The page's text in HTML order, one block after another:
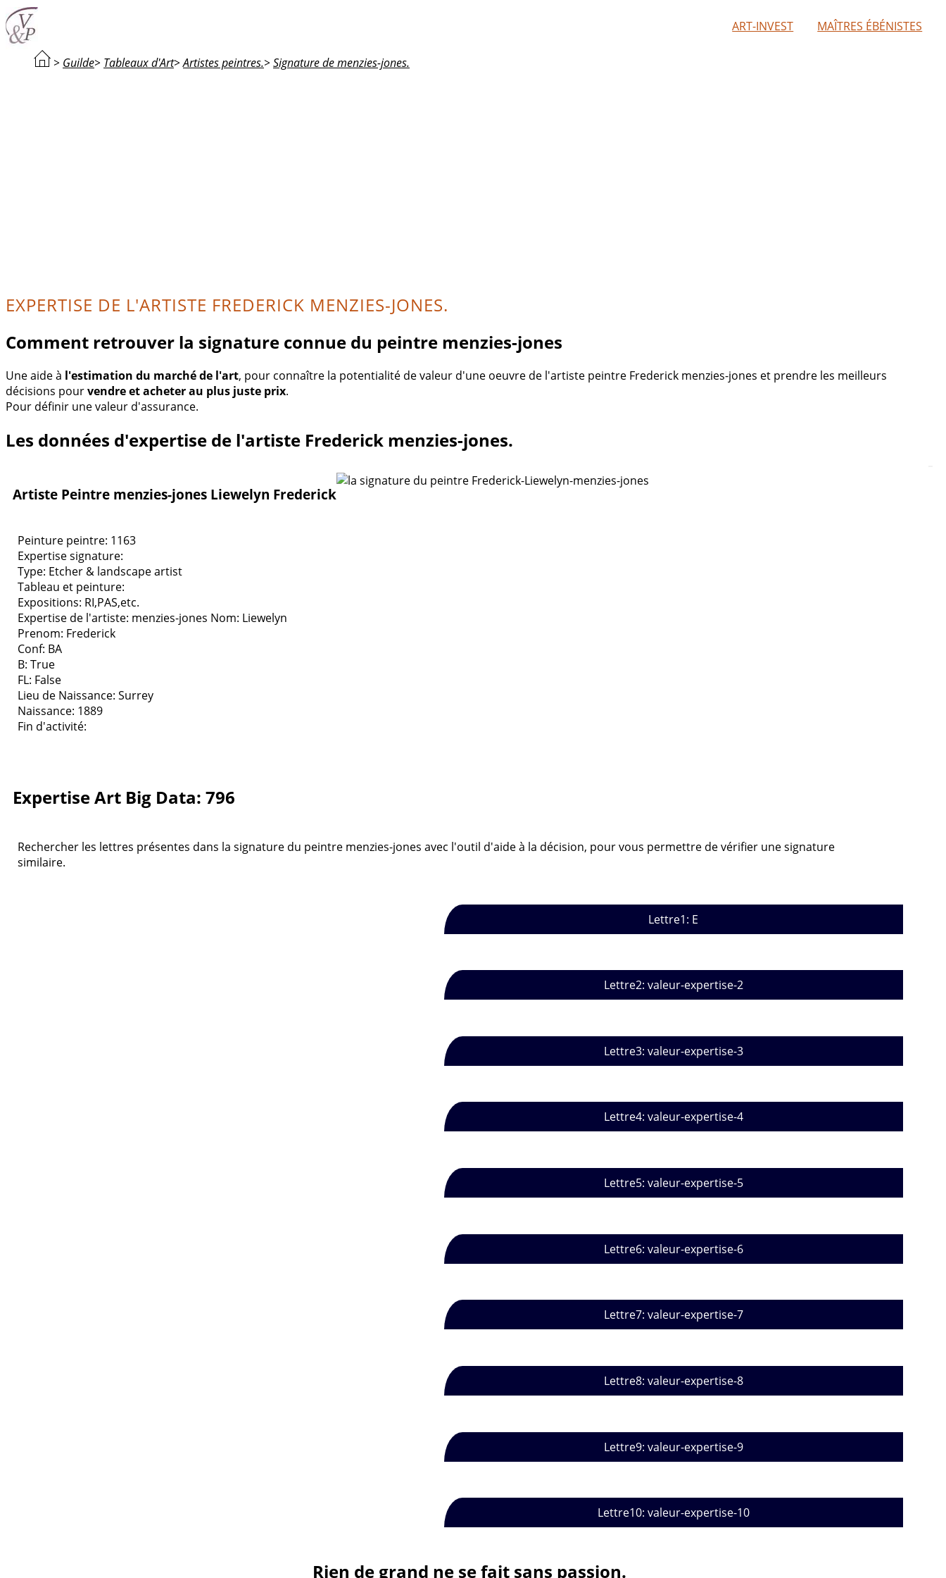
ART-INVEST MAÎTRES ÉBÉNISTES
> Guilde> Tableaux d'Art>Artistes peintres.> Signature de menzies-jones.
EXPERTISE DE L'ARTISTE FREDERICK MENZIES-JONES.
Comment retrouver la signature connue du peintre menzies-jones
Une aide à l'estimation du marché de l'art, pour connaître la potentialité de valeur d'une oeuvre de l'artiste peintre Frederick menzies-jones et prendre les meilleurs
décisions pourvendre et acheter au plus juste prix.
Pour définir une valeur d'assurance.
Les données d'expertise de l'artiste Frederick menzies-jones.
Artiste Peintre menzies-jones Liewelyn Frederick
Peinture peintre: 1163
Expertise signature:
Type: Etcher & landscape artist
Tableau et peinture:
Expositions: RI,PAS,etc.
Expertise de l'artiste: menzies-jones Nom: Liewelyn
Prenom: Frederick
Conf: BA
B: True
FL: False
Lieu de Naissance: Surrey
Naissance: 1889
Fin d'activité:
Expertise Art Big Data: 796
Rechercher les lettres présentes dans la signature du peintre menzies-jones avec l'outil d'aide à la décision, pour vous permettre de vérifier une signature
similaire.
Lettre1: E
Lettre2: valeur-expertise-2
Lettre3: valeur-expertise-3
Lettre4: valeur-expertise-4
Lettre5: valeur-expertise-5
Lettre6: valeur-expertise-6
Lettre7: valeur-expertise-7
Lettre8: valeur-expertise-8
Lettre9: valeur-expertise-9
Lettre10: valeur-expertise-10
Rien de grand ne se fait sans passion.